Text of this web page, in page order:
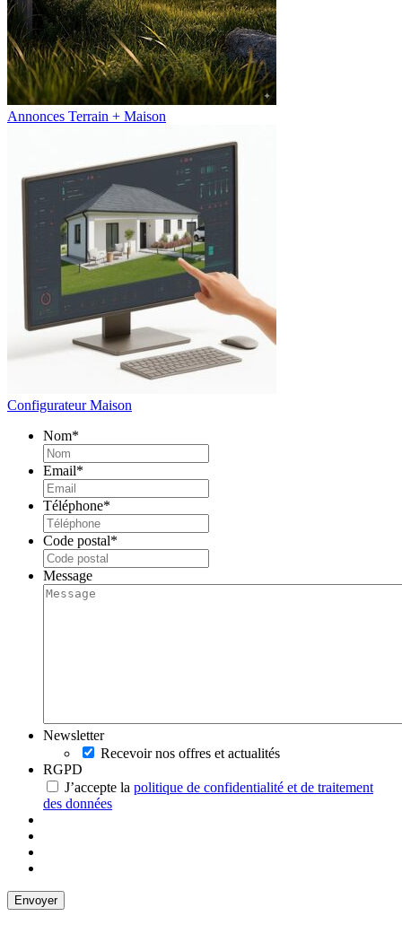
Annonces Terrain + Maison
Configurateur Maison
Nom*
Email*
Téléphone*
Code postal*
Message
Newsletter
Recevoir nos offres et actualités
RGPD
J’accepte la politique de confidentialité et de traitement
des données